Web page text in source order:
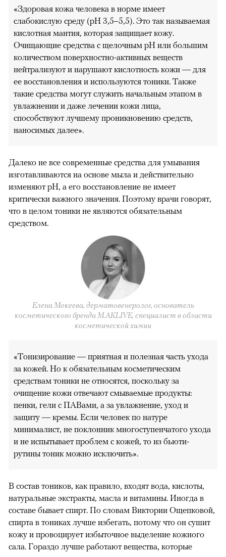
«Здоровая кожа человека в норме имеет
слабокислую среду (pH 3,5–5,5). Это так называемая
кислотная мантия, которая защищает кожу.
Очищающие средства с щелочным pH или большим
количеством поверхностно-активных веществ
нейтрализуют и нарушают кислотность кожи — для
ее восстановления и используются тоники. Также
такие средства могут служить начальным этапом в
увлажнении и даже лечении кожи лица,
способствуют лучшему проникновению средств,
наносимых далее».
Далеко не все современные средства для умывания
изготавливаются на основе мыла и действительно
изменяют pH, а его восстановление не имеет
критически важного значения. Поэтому врачи говорят,
что в целом тоники не являются обязательным
средством.
Елена Мокеева, дерматовенеролог, основатель
косметического бренда M.AKLIVE, специалист в области
косметической химии
«Тонизирование — приятная и полезная часть ухода
за кожей. Но к обязательным косметическим
средствам тоники не относятся, поскольку за
очищение кожи отвечают смываемые продукты:
пенки, гели с ПАВами, а за увлажнение, уход и
защиту — кремы. Если человек по натуре
минималист, не поклонник многоступенчатого ухода
и не испытывает проблем с кожей, то из бьюти-
рутины тоник можно исключить».
В состав тоников, как правило, входят вода, кислоты,
натуральные экстракты, масла и витамины. Иногда в
составе бывает спирт. По словам Виктории Ощепковой,
спирта в тониках лучше избегать, потому что он сушит
кожу и провоцирует избыточное выделение кожного
сала. Гораздо лучше работают вещества, которые